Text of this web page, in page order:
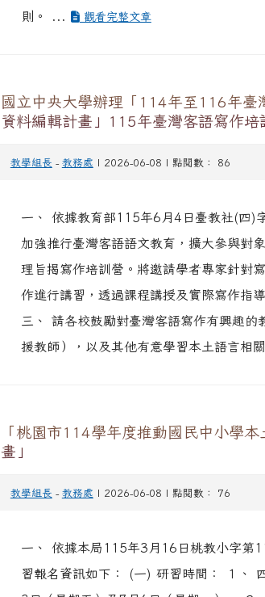
則。 ...
觀看完整文章
國立中央大學辦理「114年至116年臺
資料編輯計畫」115年臺灣客語寫作培
教學組長 - 教務處 | 2026-06-08 | 點閱數： 86
一、 依據教育部115年6月4日臺教社(四
加強推行臺灣客語語文教育，擴大參與對
理旨揭寫作培訓營。將邀請學者專家針對
作進行講習，透過課程講授及實際寫作指
三、 請各校鼓勵對臺灣客語寫作有興趣的
援教師），以及其他有意學習本土語言相
「桃園市114學年度推動國民中小學
畫」
教學組長 - 教務處 | 2026-06-08 | 點閱數： 76
一、 依據本局115年3月16日桃教小字第
習報名資訊如下： (一) 研習時間： １、